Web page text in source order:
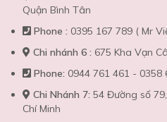
Quận Bình Tân
Phone : 0395 167 789 ( Mr
Chi nhánh 6 : 675 Kha Vạn
Phone: 0944 761 461 - 0358
Chi Nhánh 7: 54 Đường số
Chí Minh